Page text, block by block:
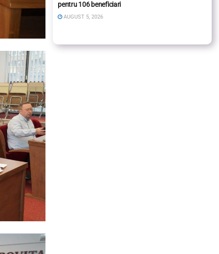
pentru 106 beneficiari
AUGUST 5, 2026